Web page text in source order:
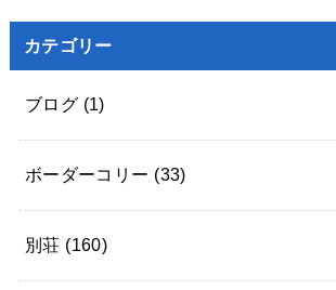
カテゴリー
ブログ (1)
ボーダーコリー (33)
別荘 (160)